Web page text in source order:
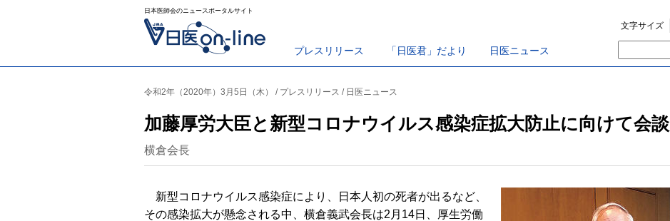
日本医師会のニュースポータルサイト
プレスリリース 「日医君」だより 日医ニュース
文字サイズ
令和2年（2020年）3月5日（木） / プレスリリース / 日医ニュース
加藤厚労大臣と新型コロナウイルス感染症拡大防止に向けて会談
横倉会長
新型コロナウイルス感染症により、日本人初の死者が出るなど、
その感染拡大が懸念される中、横倉義武会長は2月14日、厚生労働